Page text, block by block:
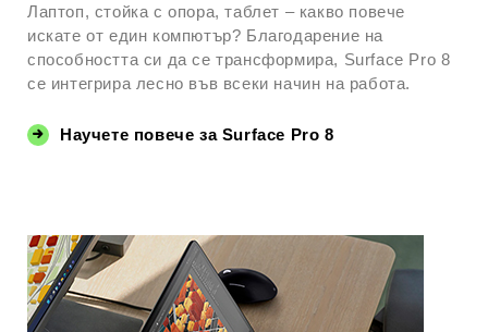
Лаптоп, стойка с опора, таблет – какво повече
искате от един компютър? Благодарение на
способността си да се трансформира, Surface Pro 8
се интегрира лесно във всеки начин на работа.
Научете повече за Surface Pro 8